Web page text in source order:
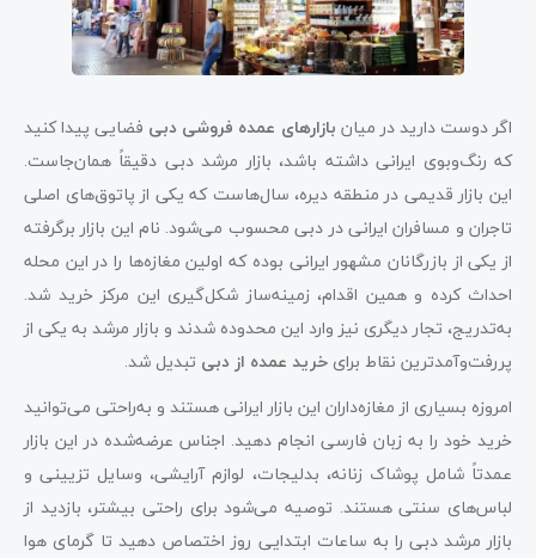
اگر دوست دارید در میان بازارهای عمده فروشی دبی فضایی پیدا کنید
که رنگ‌وبوی ایرانی داشته باشد، بازار مرشد دبی دقیقاً همان‌جاست.
این بازار قدیمی در منطقه دیره، سال‌هاست که یکی از پاتوق‌های اصلی
تاجران و مسافران ایرانی در دبی محسوب می‌شود. نام این بازار برگرفته
از یکی از بازرگانان مشهور ایرانی بوده که اولین مغازه‌ها را در این محله
احداث کرده و همین اقدام، زمینه‌ساز شکل‌گیری این مرکز خرید شد.
به‌تدریج، تجار دیگری نیز وارد این محدوده شدند و بازار مرشد به یکی از
پررفت‌وآمدترین نقاط برای خرید عمده از دبی تبدیل شد.
امروزه بسیاری از مغازه‌داران این بازار ایرانی هستند و به‌راحتی می‌توانید
خرید خود را به زبان فارسی انجام دهید. اجناس عرضه‌شده در این بازار
عمدتاً شامل پوشاک زنانه، بدلیجات، لوازم آرایشی، وسایل تزیینی و
لباس‌های سنتی هستند. توصیه می‌شود برای راحتی بیشتر، بازدید از
بازار مرشد دبی را به ساعات ابتدایی روز اختصاص دهید تا گرمای هوا